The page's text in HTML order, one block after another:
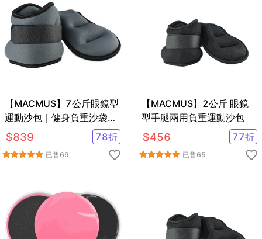
【MACMUS】7公斤眼鏡型
運動沙包｜健身負重沙袋｜
可綁手腕腳踝復健沙包｜多
色可選
$839 78折
已售69
【MACMUS】2公斤 眼鏡
型手腿兩用負重運動沙包
$456 77折
已售65